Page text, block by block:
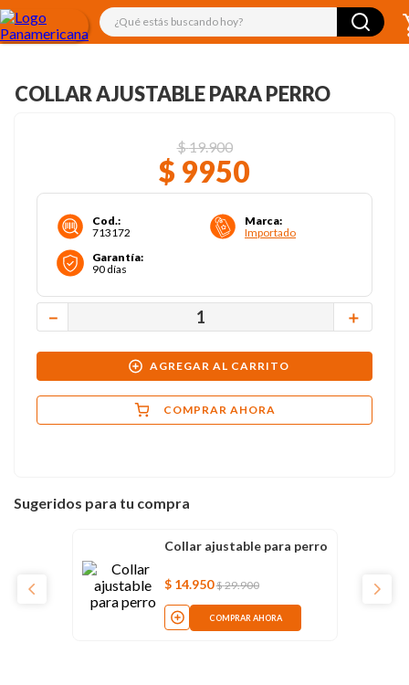
¿Qué estás buscando hoy?
COLLAR AJUSTABLE PARA PERRO
$19.900
$ 9950
Cod.:
713172
Marca:
Importado
Garantía:
90 días
＋
－
AGREGAR AL CARRITO
COMPRAR AHORA
Sugeridos para tu compra
Collar ajustable para perro
$ 14.950 $29.900
COMPRAR AHORA